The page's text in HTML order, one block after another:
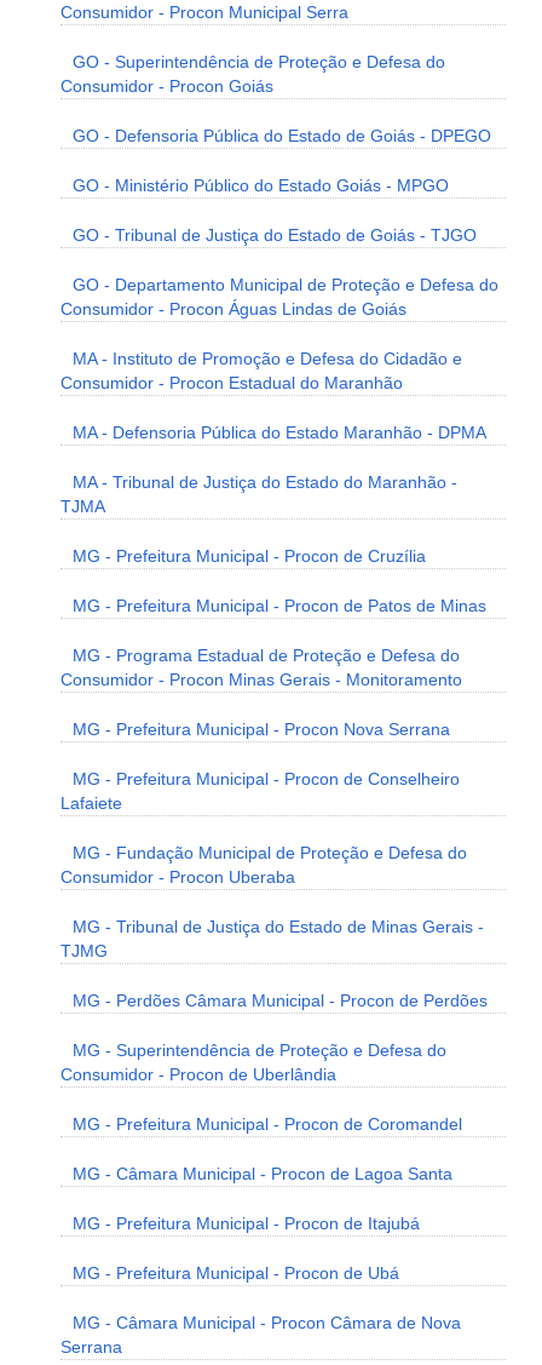
Consumidor - Procon Municipal Serra
GO - Superintendência de Proteção e Defesa do
Consumidor - Procon Goiás
GO - Defensoria Pública do Estado de Goiás - DPEGO
GO - Ministério Público do Estado Goiás - MPGO
GO - Tribunal de Justiça do Estado de Goiás - TJGO
GO - Departamento Municipal de Proteção e Defesa do
Consumidor - Procon Águas Lindas de Goiás
MA - Instituto de Promoção e Defesa do Cidadão e
Consumidor - Procon Estadual do Maranhão
MA - Defensoria Pública do Estado Maranhão - DPMA
MA - Tribunal de Justiça do Estado do Maranhão -
TJMA
MG - Prefeitura Municipal - Procon de Cruzília
MG - Prefeitura Municipal - Procon de Patos de Minas
MG - Programa Estadual de Proteção e Defesa do
Consumidor - Procon Minas Gerais - Monitoramento
MG - Prefeitura Municipal - Procon Nova Serrana
MG - Prefeitura Municipal - Procon de Conselheiro
Lafaiete
MG - Fundação Municipal de Proteção e Defesa do
Consumidor - Procon Uberaba
MG - Tribunal de Justiça do Estado de Minas Gerais -
TJMG
MG - Perdões Câmara Municipal - Procon de Perdões
MG - Superintendência de Proteção e Defesa do
Consumidor - Procon de Uberlândia
MG - Prefeitura Municipal - Procon de Coromandel
MG - Câmara Municipal - Procon de Lagoa Santa
MG - Prefeitura Municipal - Procon de Itajubá
MG - Prefeitura Municipal - Procon de Ubá
MG - Câmara Municipal - Procon Câmara de Nova
Serrana